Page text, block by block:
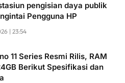
pengisian daya publik
Pengguna HP
| 23:54
11 Series Resmi Rilis, RAM
Berikut Spesifikasi dan